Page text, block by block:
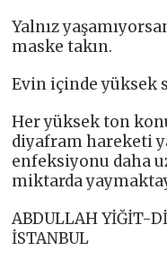
Yalnız
maske takın.
Evin içinde yüksek
Her yüksek ton
diyafram hareketi
enfeksiyonu daha
miktarda
ABDULLAH YİĞİT-
İSTANBUL